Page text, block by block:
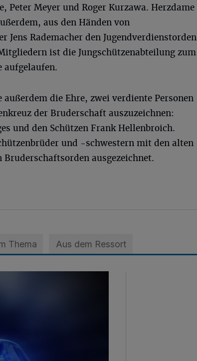
Peter Meyer und Roger Kurzawa. Herzdame
aus den Händen von
Jens Rademacher den Jugendverdienstorden
ist die Jungschützenabteilung zum
aufgelaufen.
außerdem die Ehre, zwei verdiente Personen
der Bruderschaft auszuzeichnen:
und den Schützen Frank Hellenbroich.
und -schwestern mit den alten
Bruderschaftsorden ausgezeichnet.
Thema Aus dem Ressort